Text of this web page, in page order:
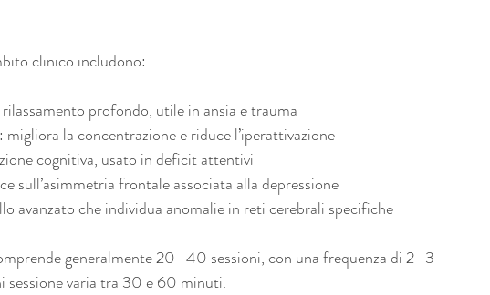
clinico includono:
profondo, utile in ansia e trauma
: migliora la concentrazione e riduce l’iperattivazione
cognitiva, usato in deficit attentivi
sull’asimmetria frontale associata alla depressione
avanzato che individua anomalie in reti cerebrali specifiche
generalmente 20–40 sessioni, con una frequenza di 2–3
sessione varia tra 30 e 60 minuti.